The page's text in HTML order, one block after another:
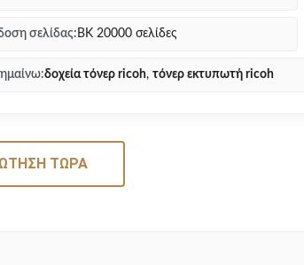
σελίδας: BK 20000 σελίδες
δοχεία τόνερ ricoh, τόνερ εκτυπωτή ricoh
ΤΏΡΑ